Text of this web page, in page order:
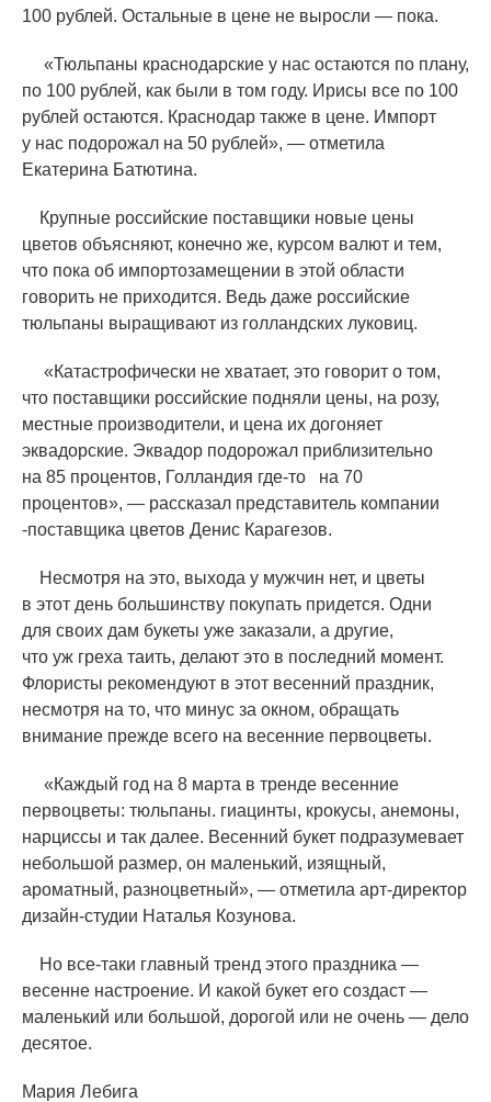
100 рублей. Остальные в цене не выросли — пока.
«Тюльпаны краснодарские у нас остаются по плану,
по 100 рублей, как были в том году. Ирисы все по 100
рублей остаются. Краснодар также в цене. Импорт
у нас подорожал на 50 рублей», — отметила
Екатерина Батютина.
Крупные российские поставщики новые цены
цветов объясняют, конечно же, курсом валют и тем,
что пока об импортозамещении в этой области
говорить не приходится. Ведь даже российские
тюльпаны выращивают из голландских луковиц.
«Катастрофически не хватает, это говорит о том,
что поставщики российские подняли цены, на розу,
местные производители, и цена их догоняет
эквадорские. Эквадор подорожал приблизительно
на 85 процентов, Голландия где-то на 70
процентов», — рассказал представитель компании
-поставщика цветов Денис Карагезов.
Несмотря на это, выхода у мужчин нет, и цветы
в этот день большинству покупать придется. Одни
для своих дам букеты уже заказали, а другие,
что уж греха таить, делают это в последний момент.
Флористы рекомендуют в этот весенний праздник,
несмотря на то, что минус за окном, обращать
внимание прежде всего на весенние первоцветы.
«Каждый год на 8 марта в тренде весенние
первоцветы: тюльпаны. гиацинты, крокусы, анемоны,
нарциссы и так далее. Весенний букет подразумевает
небольшой размер, он маленький, изящный,
ароматный, разноцветный», — отметила арт-директор
дизайн-студии Наталья Козунова.
Но все-таки главный тренд этого праздника —
весенне настроение. И какой букет его создаст —
маленький или большой, дорогой или не очень — дело
десятое.
Мария Лебига